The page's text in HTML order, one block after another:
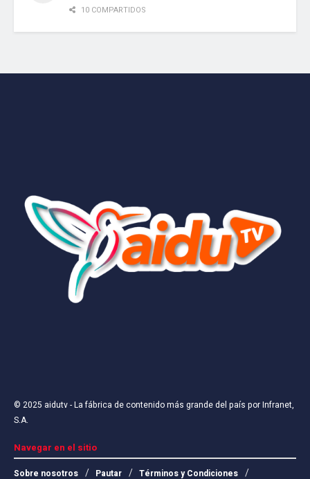
10 COMPARTIDOS
© 2025 aidutv- La fábrica de contenido más grande del país porInfranet,
S.A.
Navegar en el sitio
Sobre nosotros Pautar Términos y Condiciones